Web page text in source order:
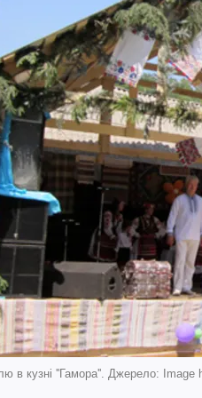
в кузні ''Гамора''. Джерело: